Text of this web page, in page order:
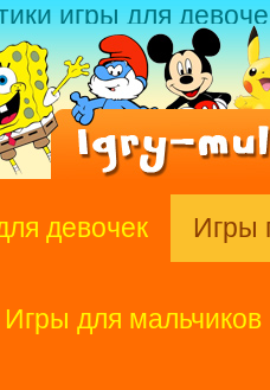
игры для
девочек Игры
Игры для мальчиков